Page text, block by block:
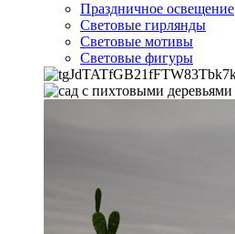
Праздничное освещение
Световые гирлянды
Световые мотивы
Световые фигуры